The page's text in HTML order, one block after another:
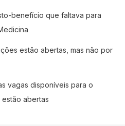
benefício que faltava para
estão abertas, mas não por
vagas disponíveis para o
abertas